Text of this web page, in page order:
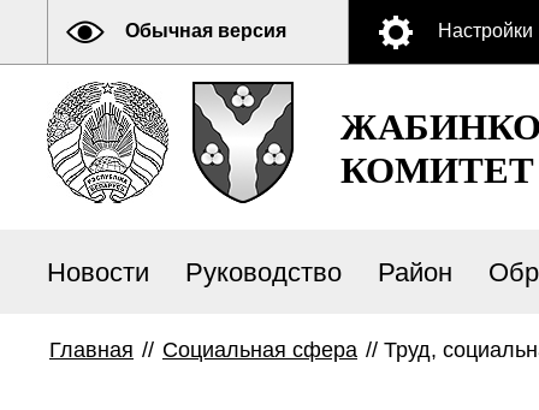
Обычная версия Настройки
КОМИТЕТ
Новости Руководство Район
Главная // Социальная сфера // Труд,